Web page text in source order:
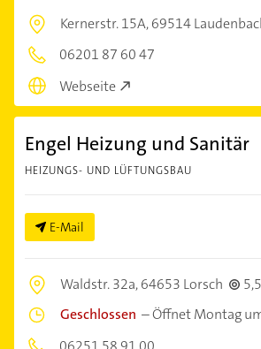
Kernerstr. 15A,69514
06201 87 60 47
Webseite
Engel Heizung und Sanitär
HEIZUNGS- UND LÜFTUNGSBAU
E-Mail
Waldstr. 32a,64653 Lorsch
Geschlossen –Öffnet Montag